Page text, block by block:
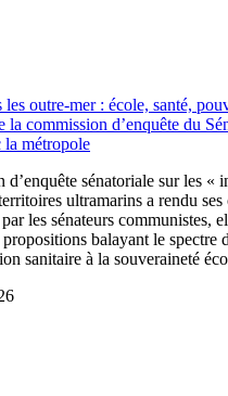
les outre-mer : école, santé,
la commission d’enquête du
la métropole
d’enquête sénatoriale sur les «
ultramarins a rendu ses
les sénateurs communistes,
balayant le spectre
sanitaire à la souveraineté